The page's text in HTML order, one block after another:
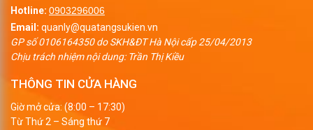
Hotline: 0903296006
Email: quanly@quatangsukien.vn
GP số 0106164350 do SKH&ĐT Hà Nội cấp 25/04/2013
Chịu trách nhiệm nội dung: Trần Thị Kiều
THÔNG TIN CỬA HÀNG
Giờ mở cửa: (8:00 – 17:30)
Từ Thứ 2 – Sáng thứ 7